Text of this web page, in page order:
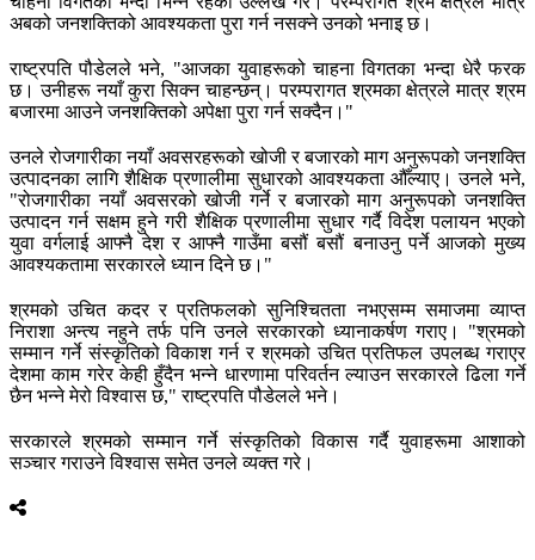
अबको जनशक्तिको आवश्यकता पुरा गर्न नसक्ने उनको भनाइ छ।
राष्ट्रपति पौडेलले भने, "आजका युवाहरूको चाहना विगतका भन्दा धेरै फरक
छ। उनीहरू नयाँ कुरा सिक्न चाहन्छन्। परम्परागत श्रमका क्षेत्रले मात्र श्रम
बजारमा आउने जनशक्तिको अपेक्षा पुरा गर्न सक्दैन।"
उनले रोजगारीका नयाँ अवसरहरूको खोजी र बजारको माग अनुरूपको जनशक्ति
उत्पादनका लागि शैक्षिक प्रणालीमा सुधारको आवश्यकता औँल्याए। उनले भने,
"रोजगारीका नयाँ अवसरको खोजी गर्ने र बजारको माग अनुरूपको जनशक्ति
उत्पादन गर्न सक्षम हुने गरी शैक्षिक प्रणालीमा सुधार गर्दै विदेश पलायन भएको
युवा वर्गलाई आफ्नै देश र आफ्नै गाउँमा बसौं बसौं बनाउनु पर्ने आजको मुख्य
आवश्यकतामा सरकारले ध्यान दिने छ।"
श्रमको उचित कदर र प्रतिफलको सुनिश्चितता नभएसम्म समाजमा व्याप्त
निराशा अन्त्य नहुने तर्फ पनि उनले सरकारको ध्यानाकर्षण गराए। "श्रमको
सम्मान गर्ने संस्कृतिको विकाश गर्न र श्रमको उचित प्रतिफल उपलब्ध गराएर
देशमा काम गरेर केही हुँदैन भन्ने धारणामा परिवर्तन ल्याउन सरकारले ढिला गर्ने
छैन भन्ने मेरो विश्वास छ," राष्ट्रपति पौडेलले भने।
सरकारले श्रमको सम्मान गर्ने संस्कृतिको विकास गर्दै युवाहरूमा आशाको
सञ्चार गराउने विश्वास समेत उनले व्यक्त गरे।